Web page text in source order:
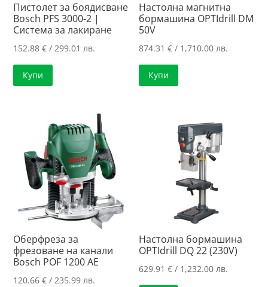
Пистолет за боядисване
Bosch PFS 3000-2 |
Система за лакиране
152.88€ / 299.01 лв.
Купи
Настолна магнитна
бормашина OPTIdrill DM
50V
874.31€ / 1,710.00 лв.
Купи
Оберфреза за
фрезоване на канали
Bosch POF 1200 AE
120.66€ / 235.99 лв.
Настолна бормашина
OPTIdrill DQ 22 (230V)
629.91€ / 1,232.00 лв.